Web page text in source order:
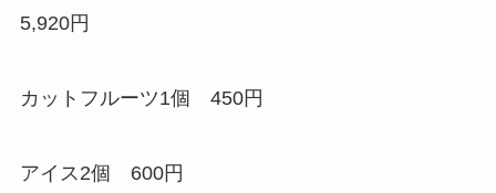
5,920円
カットフルーツ1個 450円
アイス2個 600円